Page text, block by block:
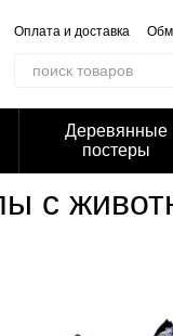
Оплата и доставка
Блог
Публичная
Деревянные
постеры
с